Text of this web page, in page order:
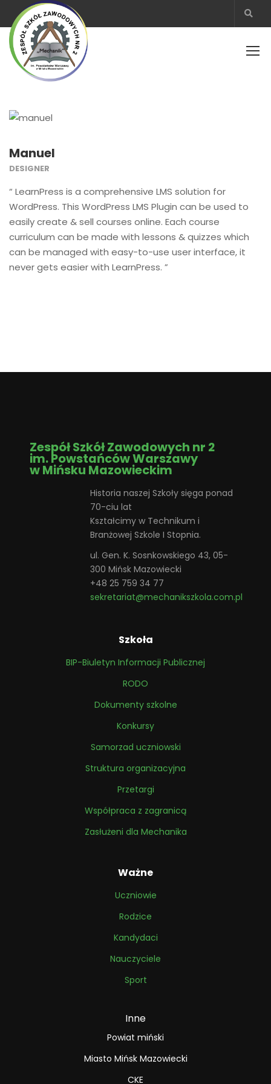
Manuel
DESIGNER
“ LearnPress is a comprehensive LMS solution for
WordPress. This WordPress LMS Plugin can be used to
easily create & sell courses online. Each course
curriculum can be made with lessons & quizzes which
can be managed with easy-to-use user interface, it
never gets easier with LearnPress. ”
Zespół Szkół Zawodowych nr 2
im. Powstańców Warszawy
w Mińsku Mazowieckim
Historia naszej Szkoły sięga ponad
70-ciu lat
Kształcimy w Technikum i
Branżowej Szkole I Stopnia.
ul. Gen. K. Sosnkowskiego 43, 05-
300 Mińsk Mazowiecki
+48 25 759 34 77
sekretariat@mechanikszkola.com.pl
Szkoła
BIP-Biuletyn Informacji Publicznej
RODO
Dokumenty szkolne
Konkursy
Samorzad uczniowski
Struktura organizacyjna
Przetargi
Współpraca z zagranicą
Zasłużeni dla Mechanika
Ważne
Uczniowie
Rodzice
Kandydaci
Nauczyciele
Sport
Inne
Powiat miński
Miasto Mińsk Mazowiecki
CKE